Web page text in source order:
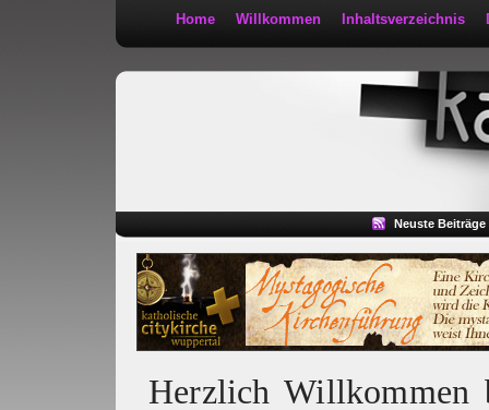
Home Willkommen Inhaltsverzeichnis
Neuste Beiträge
Herzlich